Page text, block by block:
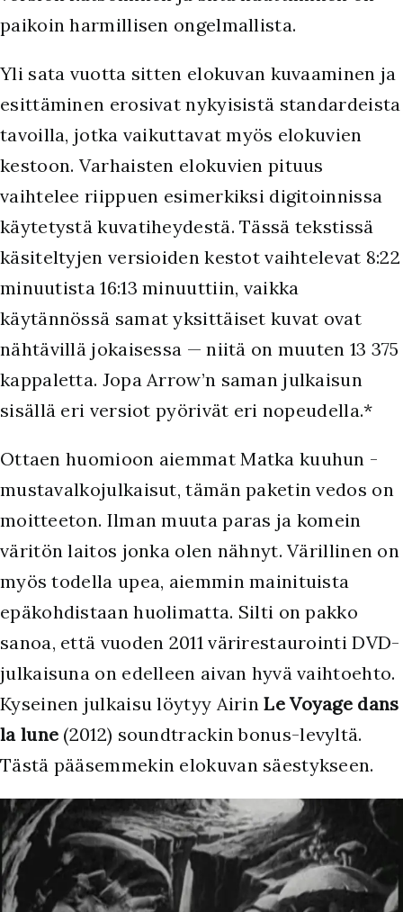
paikoin harmillisen ongelmallista.
Yli sata vuotta sitten elokuvan kuvaaminen ja
esittäminen erosivat nykyisistä standardeista
tavoilla, jotka vaikuttavat myös elokuvien
kestoon. Varhaisten elokuvien pituus
vaihtelee riippuen esimerkiksi digitoinnissa
käytetystä kuvatiheydestä. Tässä tekstissä
käsiteltyjen versioiden kestot vaihtelevat 8:22
minuutista 16:13 minuuttiin, vaikka
käytännössä samat yksittäiset kuvat ovat
nähtävillä jokaisessa — niitä on muuten 13 375
kappaletta. Jopa Arrow’n saman julkaisun
sisällä eri versiot pyörivät eri nopeudella.*
Ottaen huomioon aiemmat Matka kuuhun -
mustavalkojulkaisut, tämän paketin vedos on
moitteeton. Ilman muuta paras ja komein
väritön laitos jonka olen nähnyt. Värillinen on
myös todella upea, aiemmin mainituista
epäkohdistaan huolimatta. Silti on pakko
sanoa, että vuoden 2011 värirestaurointi DVD-
julkaisuna on edelleen aivan hyvä vaihtoehto.
Kyseinen julkaisu löytyy AirinLe Voyage dans
la lune (2012) soundtrackin bonus-levyltä.
Tästä pääsemmekin elokuvan säestykseen.